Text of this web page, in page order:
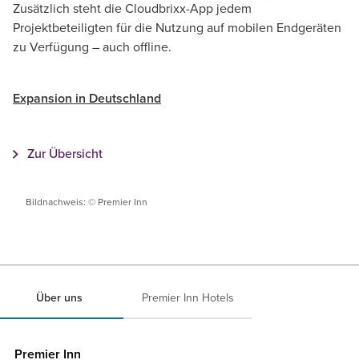
Zusätzlich steht die Cloudbrixx-App jedem
Projektbeteiligten für die Nutzung auf mobilen Endgeräten
zu Verfügung – auch offline.
Expansion in Deutschland
Zur Übersicht
Bildnachweis: © Premier Inn
Über uns Premier Inn Hotels
Premier Inn